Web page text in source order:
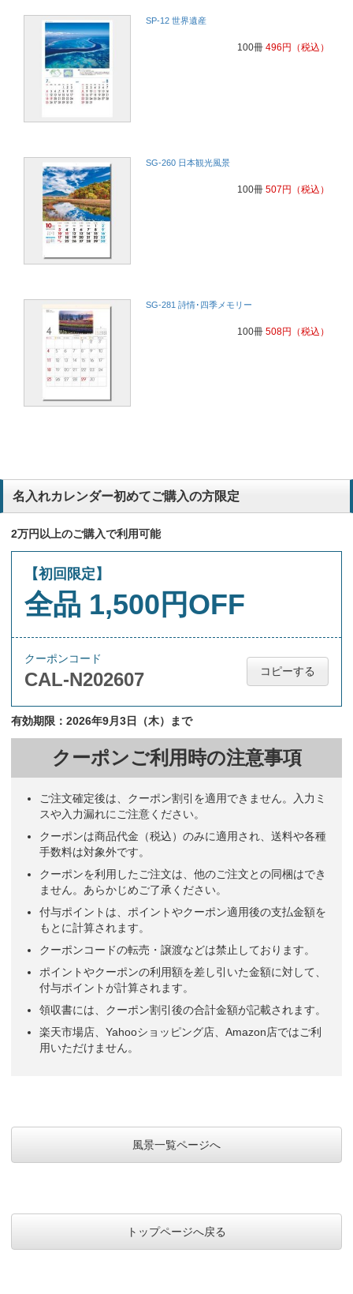
SP-12 世界遺産
100冊 496 円 （税込）
SG-260 日本観光風景
100冊 507 円 （税込）
SG-281 詩情･四季メモリー
100冊 508円 （税込）
名入れカレンダー初めてご購入の方限定
2万円以上のご購入で利用可能
【初回限定】
全品 1,500円OFF
クーポンコード
CAL-N202607 コピーする
有効期限：2026年9月3日（木）まで
クーポンご利用時の注意事項
ご注文確定後は、クーポン割引を適用できません。入力ミ
スや入力漏れにご注意ください。
クーポンは商品代金（税込）のみに適用され、送料や各種
手数料は対象外です。
クーポンを利用したご注文は、他のご注文との同梱はでき
ません。あらかじめご了承ください。
付与ポイントは、ポイントやクーポン適用後の支払金額を
もとに計算されます。
クーポンコードの転売・譲渡などは禁止しております。
ポイントやクーポンの利用額を差し引いた金額に対して、
付与ポイントが計算されます。
領収書には、クーポン割引後の合計金額が記載されます。
楽天市場店、Yahooショッピング店、Amazon店ではご利
用いただけません。
風景一覧ページへ
トップページへ戻る